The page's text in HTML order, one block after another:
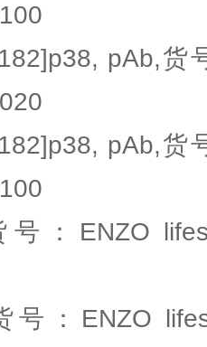
pAb,货
pAb,货
：ENZO
号：ENZO